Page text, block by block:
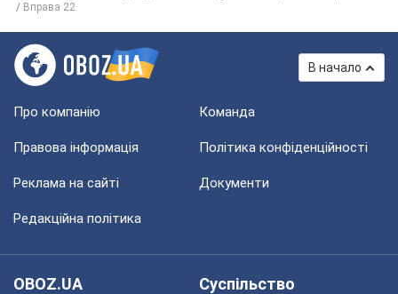
Вправа 22
В начало
Про компанію Команда
Правова інформація Політика конфіденційності
Реклама на сайті Документи
Редакційна політика
OBOZ.UA
Суспільство